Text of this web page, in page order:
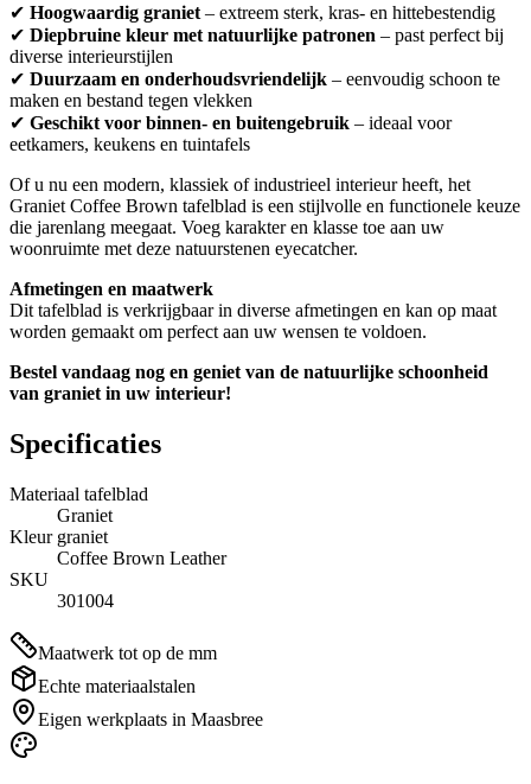
✔ Hoogwaardig graniet – extreem sterk, kras- en hittebestendig
✔ Diepbruine kleur met natuurlijke patronen – past perfect bij
diverse interieurstijlen
✔ Duurzaam en onderhoudsvriendelijk – eenvoudig schoon te
maken en bestand tegen vlekken
✔ Geschikt voor binnen- en buitengebruik – ideaal voor
eetkamers, keukens en tuintafels
Of u nu een modern, klassiek of industrieel interieur heeft, het
Graniet Coffee Brown tafelblad is een stijlvolle en functionele keuze
die jarenlang meegaat. Voeg karakter en klasse toe aan uw
woonruimte met deze natuurstenen eyecatcher.
Afmetingen en maatwerk
Dit tafelblad is verkrijgbaar in diverse afmetingen en kan op maat
worden gemaakt om perfect aan uw wensen te voldoen.
Bestel vandaag nog en geniet van de natuurlijke schoonheid
van graniet in uw interieur!
Specificaties
Materiaal tafelblad
Graniet
Kleur graniet
Coffee Brown Leather
SKU
301004
Maatwerk tot op de mm
Echte materiaalstalen
Eigen werkplaats in Maasbree